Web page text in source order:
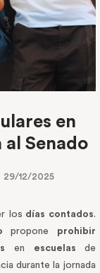
en
al Senado
29/12/2025
los días contados.
propone prohibir
en escuelas de
durante la jornada